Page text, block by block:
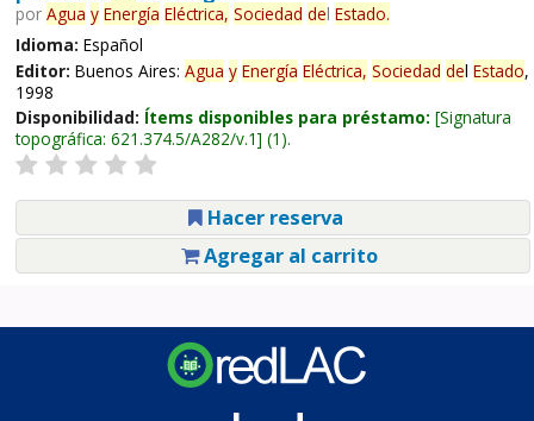
por Agua y Energía Eléctrica, Sociedad del Estado.
Idioma: Español
Editor: Buenos Aires: Agua y Energía Eléctrica, Sociedad del Estado,
1998
Disponibilidad: Ítems disponibles para préstamo: Signatura
topográfica: 621.374.5/A282/v.1 (1).
Hacer reserva
Agregar al carrito